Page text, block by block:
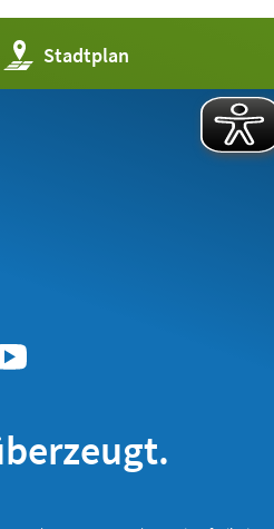
Stadtplan
(Öffnet
in
einem